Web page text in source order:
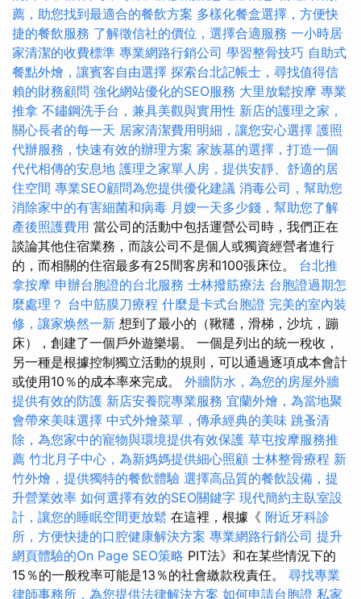
薦，助您找到最適合的餐飲方案 多樣化餐盒選擇，方便快
捷的餐飲服務 了解徵信社的價位，選擇合適服務 一小時居
家清潔的收費標準 專業網路行銷公司 學習整骨技巧 自助式
餐點外燴，讓賓客自由選擇 探索台北記帳士，尋找值得信
賴的財務顧問 強化網站優化的SEO服務 大里放鬆按摩 專業
推拿 不鏽鋼洗手台，兼具美觀與實用性 新店的護理之家，
關心長者的每一天 居家清潔費用明細，讓您安心選擇 護照
代辦服務，快速有效的辦理方案 家族墓的選擇，打造一個
代代相傳的安息地 護理之家單人房，提供安靜、舒適的居
住空間 專業SEO顧問為您提供優化建議 消毒公司，幫助您
消除家中的有害細菌和病毒 月嫂一天多少錢，幫助您了解
產後照護費用 當公司的活動中包括運營公司時，我們正在
談論其他住宿業務，而該公司不是個人或獨資經營者進行
的，而相關的住宿最多有25間客房和100張床位。 台北推
拿按摩 申辦台胞證的台北服務 士林撥筋療法 台胞證過期怎
麼處理？ 台中筋膜刀療程 什麼是卡式台胞證 完美的室內裝
修，讓家焕然一新 想到了最小的（鞦韆，滑梯，沙坑，蹦
床），創建了一個戶外遊樂場。 一個是列出的統一稅收，
另一種是根據控制獨立活動的規則，可以通過逐項成本會計
或使用10％的成本率來完成。 外牆防水，為您的房屋外牆
提供有效的防護 新店安養院專業服務 宜蘭外燴，為當地聚
會帶來美味選擇 中式外燴菜單，傳承經典的美味 跳蚤清
除，為您家中的寵物與環境提供有效保護 草屯按摩服務推
薦 竹北月子中心，為新媽媽提供細心照顧 士林整骨療程 新
竹外燴，提供獨特的餐飲體驗 選擇高品質的餐飲設備，提
升營業效率 如何選擇有效的SEO關鍵字 現代簡約主臥室設
計，讓您的睡眠空間更放鬆 在這裡，根據《 附近牙科診
所，方便快捷的口腔健康解決方案 專業網路行銷公司 提升
網頁體驗的On Page SEO策略 PIT法》和在某些情況下的
15％的一般稅率可能是13％的社會繳款稅責任。 尋找專業
律師事務所，為您提供法律解決方案 如何申請台胞證 私家